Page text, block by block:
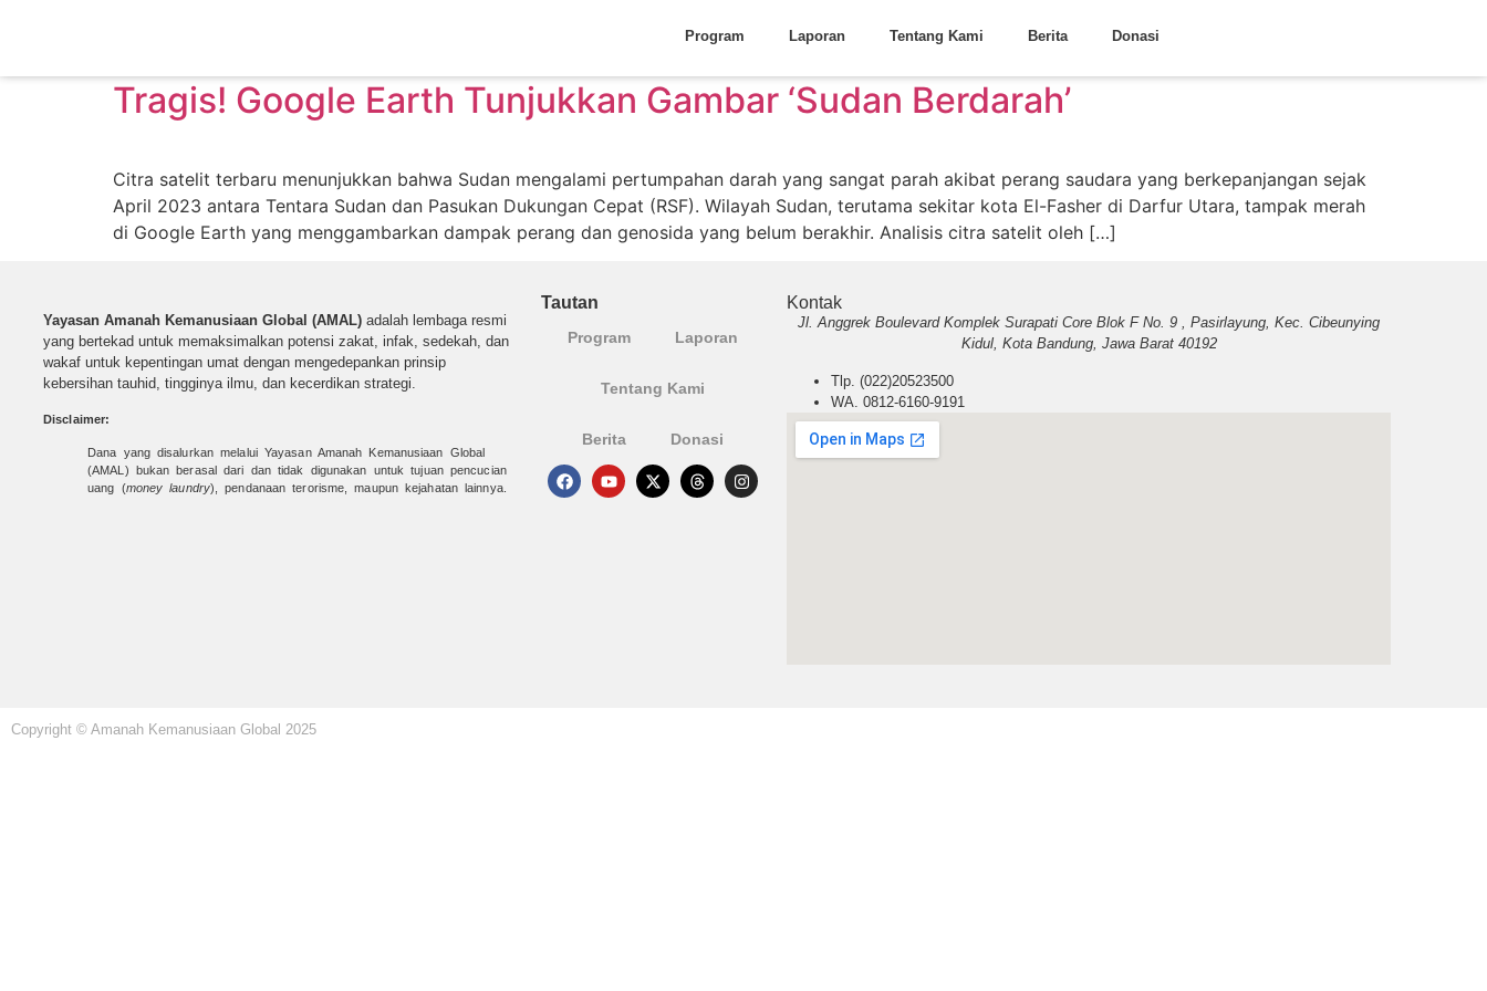
Program Laporan Tentang Kami Berita Donasi
Tragis! Google Earth Tunjukkan Gambar ‘Sudan Berdarah’
Citra satelit terbaru menunjukkan bahwa Sudan mengalami pertumpahan darah yang sangat parah akibat perang saudara yang berkepanjangan sejak
April 2023 antara Tentara Sudan dan Pasukan Dukungan Cepat (RSF). Wilayah Sudan, terutama sekitar kota El-Fasher di Darfur Utara, tampak merah
di Google Earth yang menggambarkan dampak perang dan genosida yang belum berakhir. Analisis citra satelit oleh […]
Yayasan Amanah Kemanusiaan Global (AMAL) adalah lembaga resmi
yang bertekad untuk memaksimalkan potensi zakat, infak, sedekah, dan
wakaf untuk kepentingan umat dengan mengedepankan prinsip
kebersihan tauhid, tingginya ilmu, dan kecerdikan strategi.
Disclaimer:
Dana yang disalurkan melalui Yayasan Amanah Kemanusiaan Global
(AMAL) bukan berasal dari dan tidak digunakan untuk tujuan pencucian
uang (money laundry), pendanaan terorisme, maupun kejahatan lainnya.
Tautan
Program Laporan
Tentang Kami
Berita Donasi
Kontak
Jl. Anggrek Boulevard Komplek Surapati Core Blok F No. 9 , Pasirlayung, Kec. Cibeunying
Kidul, Kota Bandung, Jawa Barat 40192
Tlp. (022)20523500
WA. 0812-6160-9191
Copyright © Amanah Kemanusiaan Global 2025